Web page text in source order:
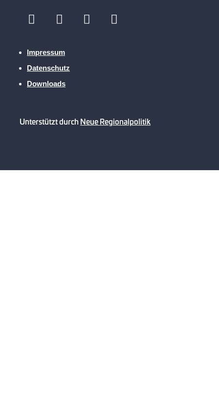
Impressum
Datenschutz
Downloads
Unterstützt durch Neue Regionalpolitik